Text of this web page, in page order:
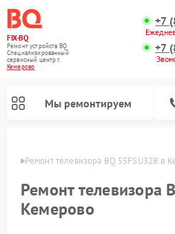
FIX-BQ
Ремонт устройств BQ
Специализированный
cервисный центр г.
Кемерово
+7
+7
Мы ремонтируем
Ремонт телевизора BQ 55FSU32B в
Ремонт телевизора
Кемерово